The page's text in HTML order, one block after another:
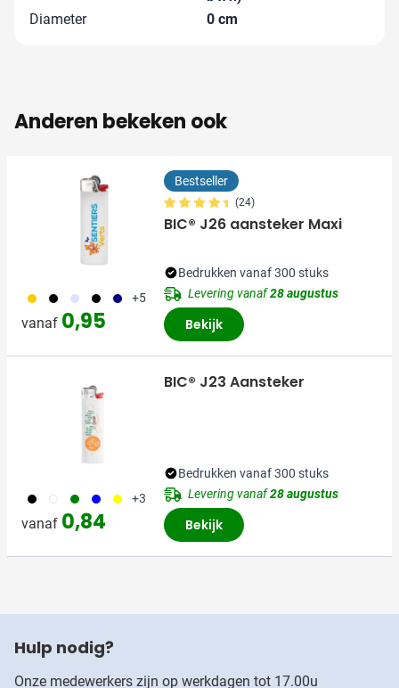
Diameter
0 cm
Anderen bekeken ook
056 001 353 310 018 +5
vanaf 0,95
Bestseller
(24)
BIC® J26 aansteker Maxi
Bedrukken vanaf 300 stuks
Levering vanaf28 augustus
Bekijk
001 310 004 005 006 +3
vanaf 0,84
BIC® J23 Aansteker
Bedrukken vanaf 300 stuks
Levering vanaf28 augustus
Bekijk
Hulp nodig?
Onze medewerkers zijn op werkdagen tot 17.00u